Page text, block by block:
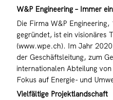
W&P Engineering – Immer
Die Firma W&P
gegründet, ist ein visionäres
(www.wpe.ch). Im Jahr
der Geschäftsleitung, zum
internationalen Abteilung
Fokus auf Energie- und
Vielfältige Projektlandschaft